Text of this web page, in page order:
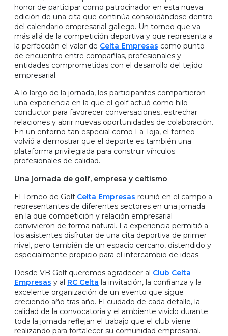
honor de participar como patrocinador en esta nueva
edición de una cita que continúa consolidándose dentro
del calendario empresarial gallego. Un torneo que va
más allá de la competición deportiva y que representa a
la perfección el valor de Celta Empresas como punto
de encuentro entre compañías, profesionales y
entidades comprometidas con el desarrollo del tejido
empresarial.
A lo largo de la jornada, los participantes compartieron
una experiencia en la que el golf actuó como hilo
conductor para favorecer conversaciones, estrechar
relaciones y abrir nuevas oportunidades de colaboración.
En un entorno tan especial como La Toja, el torneo
volvió a demostrar que el deporte es también una
plataforma privilegiada para construir vínculos
profesionales de calidad.
Una jornada de golf, empresa y celtismo
El Torneo de Golf Celta Empresas reunió en el campo a
representantes de diferentes sectores en una jornada
en la que competición y relación empresarial
convivieron de forma natural. La experiencia permitió a
los asistentes disfrutar de una cita deportiva de primer
nivel, pero también de un espacio cercano, distendido y
especialmente propicio para el intercambio de ideas.
Desde VB Golf queremos agradecer al Club Celta
Empresas y al RC Celta la invitación, la confianza y la
excelente organización de un evento que sigue
creciendo año tras año. El cuidado de cada detalle, la
calidad de la convocatoria y el ambiente vivido durante
toda la jornada reflejan el trabajo que el club viene
realizando para fortalecer su comunidad empresarial.